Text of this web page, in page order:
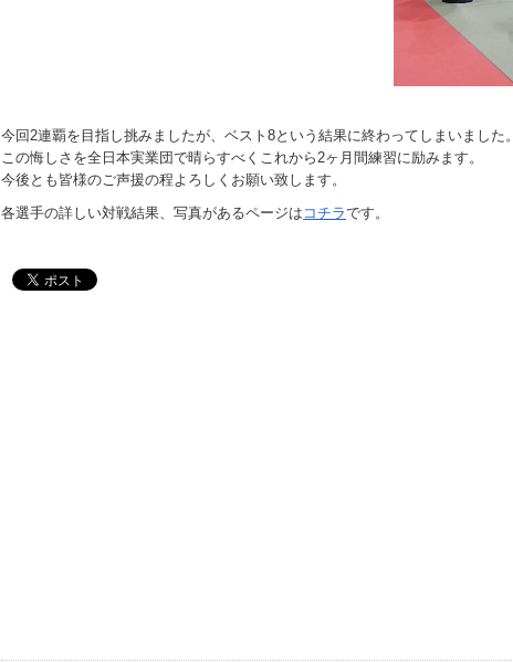
今回2連覇を目指し挑みましたが、ベスト8という結果に終わってしまいました。
この悔しさを全日本実業団で晴らすべくこれから2ヶ月間練習に励みます。
今後とも皆様のご声援の程よろしくお願い致します。
各選手の詳しい対戦結果、写真があるページは コチラです。